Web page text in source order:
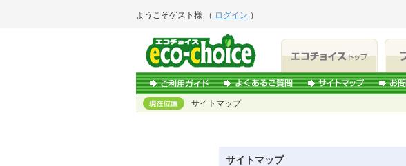
サイトマップ
サイトマップ
ようこそゲスト様 （ ログイン ）